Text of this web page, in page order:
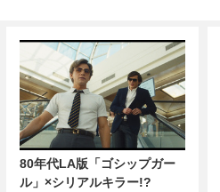
80年代LA版「ゴシップガー
ル」×シリアルキラー!?